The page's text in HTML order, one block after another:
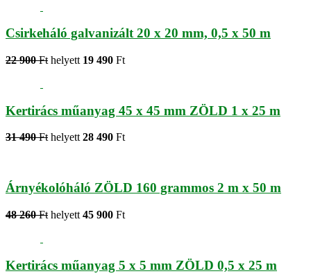
Csirkeháló galvanizált 20 x 20 mm, 0,5 x 50 m
22 900 Ft helyett 19 490 Ft
Kertirács műanyag 45 x 45 mm ZÖLD 1 x 25 m
31 490 Fthelyett28 490 Ft
Árnyékolóháló ZÖLD 160 grammos 2 m x 50 m
48 260 Ft helyett 45 900 Ft
Kertirács műanyag 5 x 5 mm ZÖLD 0,5 x 25 m